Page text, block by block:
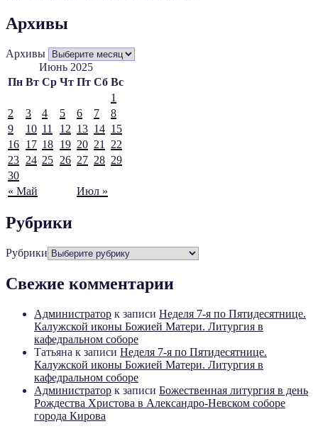
Архивы
Архивы
Июнь 2025
Пн Вт Ср Чт Пт Сб Вс
« Май Июл »
1
2
3 4 5 6 7
8
9
10 11 12 13 14 15
16 17 18 19 20 21
22
23 24 25 26 27 28 29
30
Рубрики
Рубрики
Свежие комментарии
Администратор к записи Неделя 7-я по Пятидесятнице.
Калужской иконы Божией Матери. Литургия в
кафедральном соборе
Татьяна к записи Неделя 7-я по Пятидесятнице.
Калужской иконы Божией Матери. Литургия в
кафедральном соборе
Администратор к записи Божественная литургия в день
Рождества Христова в Александро-Невском соборе
города Кирова